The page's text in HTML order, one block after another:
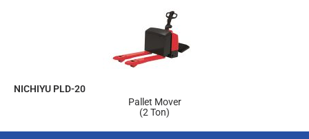
NICHIYU PLD-20
Pallet Mover
(2 Ton)